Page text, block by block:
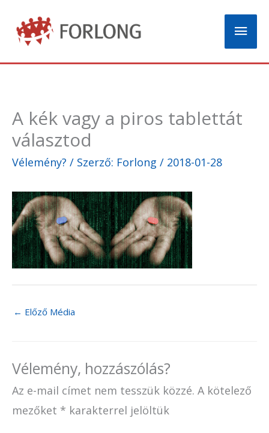
content
Main
A kék vagy a piros tablettát
választod
Vélemény? / Szerző: Forlong / 2018-01-28
← Előző Média
Vélemény, hozzászólás?
Az e-mail címet nem tesszük közzé. A kötelező
mezőket * karakterrel jelöltük